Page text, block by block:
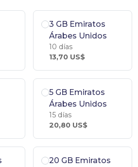
3 GB Emiratos
Árabes Unidos
10 días
13,70 US$
5 GB Emiratos
Árabes Unidos
15 días
20,80 US$
20 GB Emiratos